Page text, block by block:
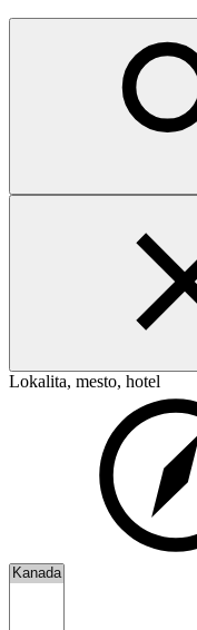
Lokalita, mesto, hotel